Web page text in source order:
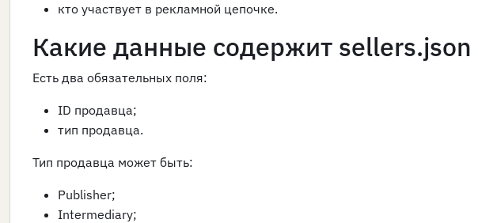
кто участвует в рекламной цепочке.
Какие данные содержит sellers.json
Есть два обязательных поля:
ID продавца;
тип продавца.
Тип продавца может быть:
Publisher;
Intermediary;